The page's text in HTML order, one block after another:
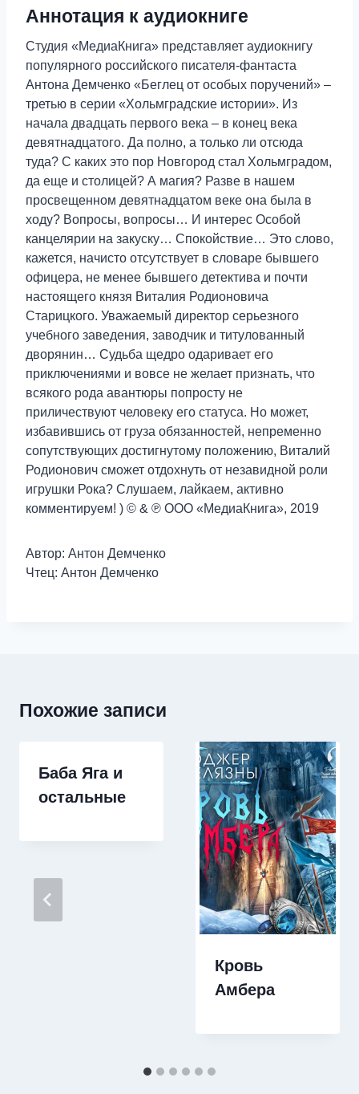
Аннотация к аудиокниге
Студия «МедиаКнига» представляет аудиокнигу
популярного российского писателя-фантаста
Антона Демченко «Беглец от особых поручений» –
третью в серии «Хольмградские истории». Из
начала двадцать первого века – в конец века
девятнадцатого. Да полно, а только ли отсюда
туда? С каких это пор Новгород стал Хольмградом,
да еще и столицей? А магия? Разве в нашем
просвещенном девятнадцатом веке она была в
ходу? Вопросы, вопросы… И интерес Особой
канцелярии на закуску… Спокойствие… Это слово,
кажется, начисто отсутствует в словаре бывшего
офицера, не менее бывшего детектива и почти
настоящего князя Виталия Родионовича
Старицкого. Уважаемый директор серьезного
учебного заведения, заводчик и титулованный
дворянин… Судьба щедро одаривает его
приключениями и вовсе не желает признать, что
всякого рода авантюры попросту не
приличествуют человеку его статуса. Но может,
избавившись от груза обязанностей, непременно
сопутствующих достигнутому положению, Виталий
Родионович сможет отдохнуть от незавидной роли
игрушки Рока? Слушаем, лайкаем, активно
комментируем! ) © & ℗ ООО «МедиаКнига», 2019
Автор: Антон Демченко
Чтец: Антон Демченко
Похожие записи
Баба Яга и
остальные
Кровь
Амбера